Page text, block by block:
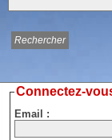
Connectez-
Email :